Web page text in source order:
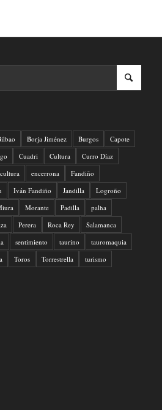
Borja Jiménez Burgos
Capote
Cuadri Cultura
Curro Díaz
encerrona
Fandiño
Iván Fandiño Jandilla
Logroño
Morante Padilla
palha
Perera Roca Rey
Salamanca
sentimiento taurino
tauromaquia
Toros Torrestrella
turismo